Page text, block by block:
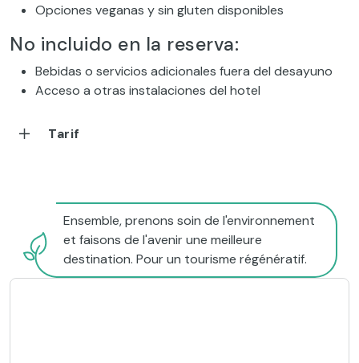
Opciones veganas y sin gluten disponibles
No incluido en la reserva:
Bebidas o servicios adicionales fuera del desayuno
Acceso a otras instalaciones del hotel
Tarif
Ensemble, prenons soin de l'environnement
et faisons de l'avenir une meilleure
destination. Pour un tourisme régénératif.